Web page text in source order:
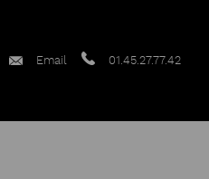
Email 01.45.27.77.42